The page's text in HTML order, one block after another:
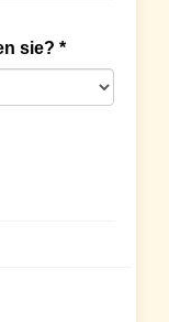
sie? *